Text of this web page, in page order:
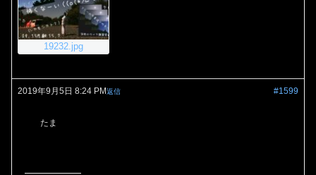
19232.jpg
2019年9月5日 8:24 PM #1599
返信
たま